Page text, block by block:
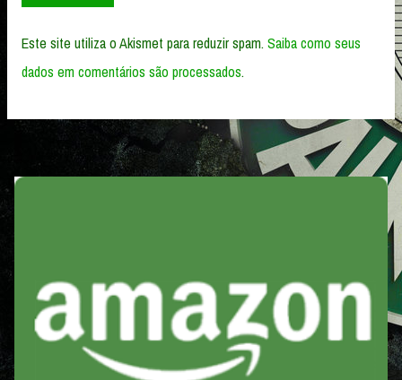
Este site utiliza o Akismet para reduzir spam.Saiba como seus
dados em comentários são processados.